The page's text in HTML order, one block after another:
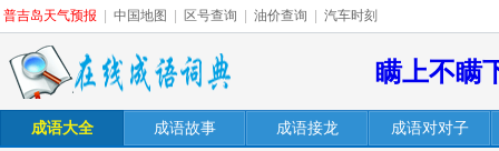
普吉岛天气预报 中国地图 区号查询 油价查询 汽车时刻
瞒上不瞒
成语大全 成语故事 成语接龙 成语对对子